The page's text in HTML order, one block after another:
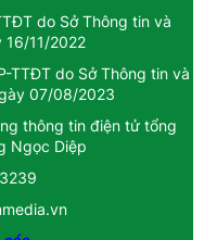
do Sở Thông tin và
16/11/2022
TTĐT do Sở Thông tin và
07/08/2023
thông tin điện tử tổng
Ngọc Diệp